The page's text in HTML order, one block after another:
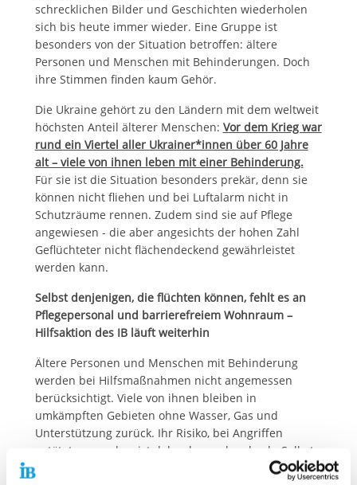
schrecklichen Bilder und Geschichten wiederholen
sich bis heute immer wieder. Eine Gruppe ist
besonders von der Situation betroffen: ältere
Personen und Menschen mit Behinderungen. Doch
ihre Stimmen finden kaum Gehör.
Die Ukraine gehört zu den Ländern mit dem weltweit
höchsten Anteil älterer Menschen: Vor dem Krieg war
rund ein Viertel aller Ukrainer*innen über 60 Jahre
alt – viele von ihnen leben mit einer Behinderung.
Für sie ist die Situation besonders prekär, denn sie
können nicht fliehen und bei Luftalarm nicht in
Schutzräume rennen. Zudem sind sie auf Pflege
angewiesen - die aber angesichts der hohen Zahl
Geflüchteter nicht flächendeckend gewährleistet
werden kann.
Selbst denjenigen, die flüchten können, fehlt es an
Pflegepersonal und barrierefreiem Wohnraum –
Hilfsaktion des IB läuft weiterhin
Ältere Personen und Menschen mit Behinderung
werden bei Hilfsmaßnahmen nicht angemessen
berücksichtigt. Viele von ihnen bleiben in
umkämpften Gebieten ohne Wasser, Gas und
Unterstützung zurück. Ihr Risiko, bei Angriffen
getötet zu werden, ist daher besonders hoch. Selbst
diejenigen, die in weniger umkämpfte Gebiete